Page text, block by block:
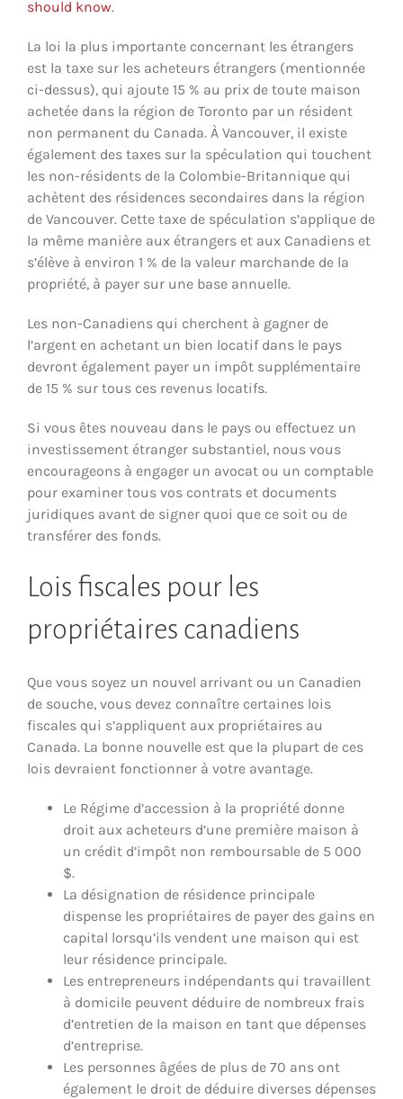
should know.
La loi la plus importante concernant les étrangers
est la taxe sur les acheteurs étrangers (mentionnée
ci-dessus), qui ajoute 15 % au prix de toute maison
achetée dans la région de Toronto par un résident
non permanent du Canada. À Vancouver, il existe
également des taxes sur la spéculation qui touchent
les non-résidents de la Colombie-Britannique qui
achètent des résidences secondaires dans la région
de Vancouver. Cette taxe de spéculation s’applique de
la même manière aux étrangers et aux Canadiens et
s’élève à environ 1 % de la valeur marchande de la
propriété, à payer sur une base annuelle.
Les non-Canadiens qui cherchent à gagner de
l’argent en achetant un bien locatif dans le pays
devront également payer un impôt supplémentaire
de 15 % sur tous ces revenus locatifs.
Si vous êtes nouveau dans le pays ou effectuez un
investissement étranger substantiel, nous vous
encourageons à engager un avocat ou un comptable
pour examiner tous vos contrats et documents
juridiques avant de signer quoi que ce soit ou de
transférer des fonds.
Lois fiscales pour les
propriétaires canadiens
Que vous soyez un nouvel arrivant ou un Canadien
de souche, vous devez connaître certaines lois
fiscales qui s’appliquent aux propriétaires au
Canada. La bonne nouvelle est que la plupart de ces
lois devraient fonctionner à votre avantage.
Le Régime d’accession à la propriété donne
droit aux acheteurs d’une première maison à
un crédit d’impôt non remboursable de 5 000
$.
La désignation de résidence principale
dispense les propriétaires de payer des gains en
capital lorsqu’ils vendent une maison qui est
leur résidence principale.
Les entrepreneurs indépendants qui travaillent
à domicile peuvent déduire de nombreux frais
d’entretien de la maison en tant que dépenses
d’entreprise.
Les personnes âgées de plus de 70 ans ont
également le droit de déduire diverses dépenses